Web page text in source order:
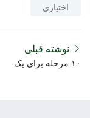
اختیاری
نوشته قبلی
۱۰ مرحله برای یک